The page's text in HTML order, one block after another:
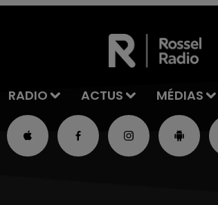
RADIO ACTUS MÉDIAS